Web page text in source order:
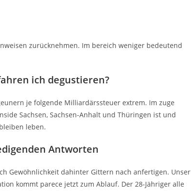
zurücknehmen. Im bereich weniger bedeutend
ich degustieren?
je folgende Milliardärssteuer extrem. Im zuge
Sachsen, Sachsen-Anhalt und Thüringen ist und
leben.
Antworten
Gewöhnlichkeit dahinter Gittern nach anfertigen. Unser
kommt parece jetzt zum Ablauf. Der 28-Jähriger alle